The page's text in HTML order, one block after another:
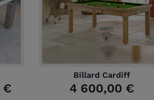
€
Billard Cardiff
4 600,00 €